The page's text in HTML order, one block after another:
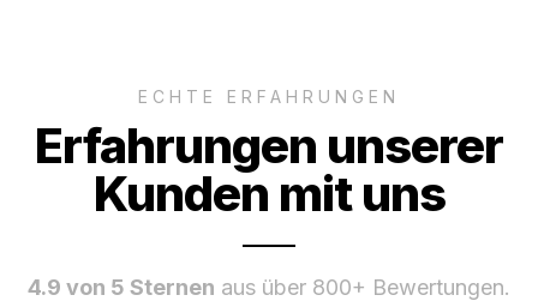
ECHTE ERFAHRUNGEN
Erfahrungen unserer
Kunden mit uns
4.9 von 5 Sternen aus über 800+ Bewertungen.